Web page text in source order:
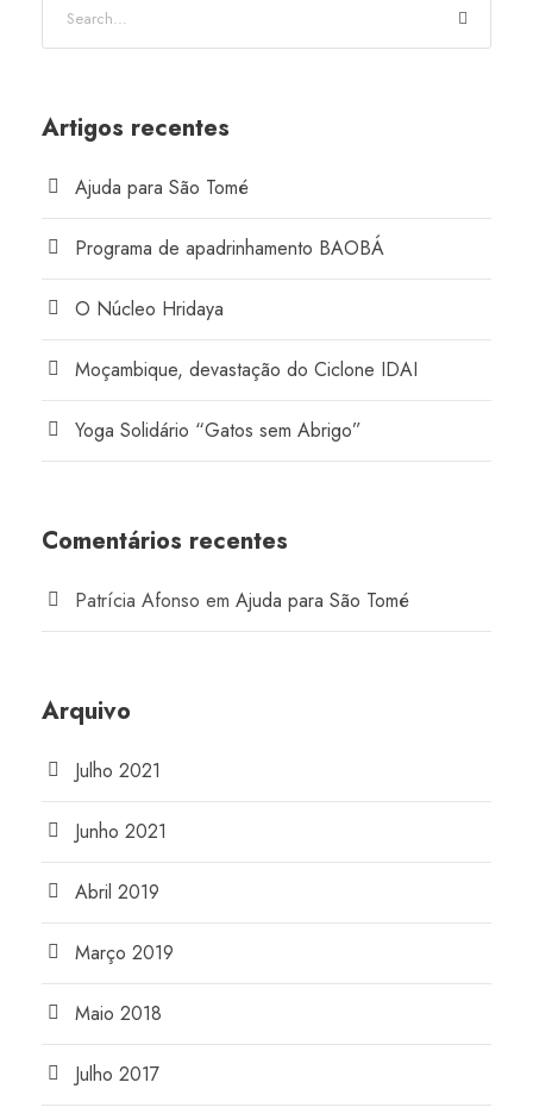
Artigos recentes
Ajuda para São Tomé
Programa de apadrinhamento BAOBÁ
O Núcleo Hridaya
Moçambique, devastação do Ciclone IDAI
Yoga Solidário “Gatos sem Abrigo”
Comentários recentes
Patrícia Afonso em Ajuda para São Tomé
Arquivo
Julho 2021
Junho 2021
Abril 2019
Março 2019
Maio 2018
Julho 2017